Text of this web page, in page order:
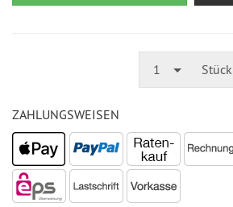
1 Stück
ZAHLUNGSWEISEN